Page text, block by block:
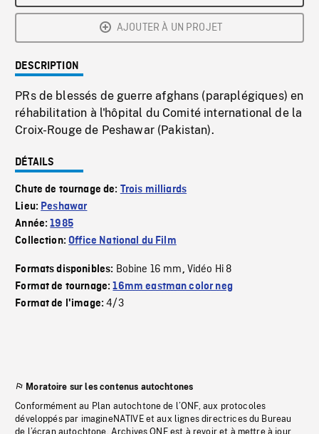
AJOUTER À UN PROJET
DESCRIPTION
PRs de blessés de guerre afghans (paraplégiques) en
réhabilitation à l'hôpital du Comité international de la
Croix-Rouge de Peshawar (Pakistan).
DÉTAILS
Chute de tournage de: Trois milliards
Lieu: Peshawar
Année:1985
Collection:Office National du Film
Formats disponibles: Bobine 16 mm, Vidéo Hi 8
Format de tournage:16mm eastman color neg
Format de l'image:4/3
Moratoire sur les contenus autochtones
Conformément au Plan autochtone de l’ONF, aux protocoles
développés par imagineNATIVE et aux lignes directrices du Bureau
de l’écran autochtone, Archives ONF est à revoir et à mettre à jour